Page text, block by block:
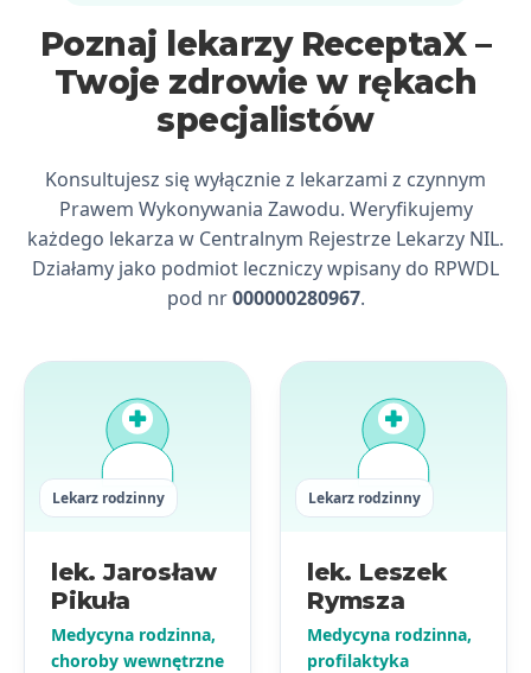
Poznaj lekarzy ReceptaX –
Twoje zdrowie w rękach
specjalistów
Konsultujesz się wyłącznie z lekarzami z czynnym
Prawem Wykonywania Zawodu. Weryfikujemy
każdego lekarza w Centralnym Rejestrze Lekarzy NIL.
Działamy jako podmiot leczniczy wpisany do RPWDL
pod nr000000280967.
Lekarz rodzinny
lek. Jarosław
Pikuła
Medycyna rodzinna,
choroby wewnętrzne
Lekarz rodzinny
lek. Leszek
Rymsza
Medycyna rodzinna,
profilaktyka